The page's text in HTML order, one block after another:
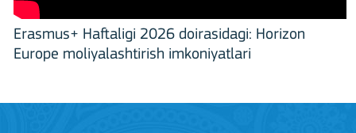
Erasmus+ Haftaligi 2026 doirasidagi: Horizon
Europe moliyalashtirish imkoniyatlari